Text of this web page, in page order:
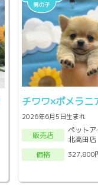
チワワ×ポメラニ
2026年6月5日生まれ
販売店
ペット
北高田店
価格
327,800